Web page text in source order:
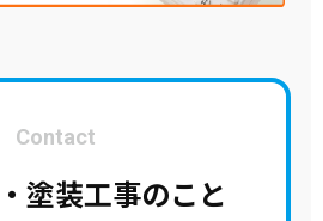
Contact
塗装工事のこと